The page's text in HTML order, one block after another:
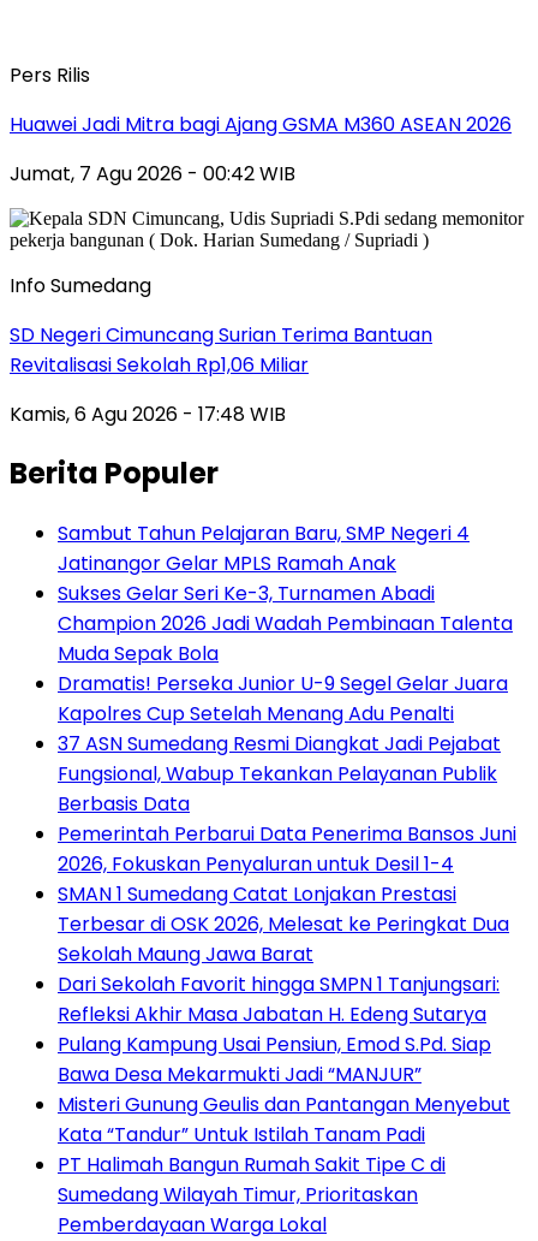
Pers Rilis
Huawei Jadi Mitra bagi Ajang GSMA M360 ASEAN 2026
Jumat, 7 Agu 2026 - 00:42 WIB
Info Sumedang
SD Negeri Cimuncang Surian Terima Bantuan
Revitalisasi Sekolah Rp1,06 Miliar
Kamis, 6 Agu 2026 - 17:48 WIB
Berita Populer
Sambut Tahun Pelajaran Baru, SMP Negeri 4
Jatinangor Gelar MPLS Ramah Anak
Sukses Gelar Seri Ke-3, Turnamen Abadi
Champion 2026 Jadi Wadah Pembinaan Talenta
Muda Sepak Bola
Dramatis! Perseka Junior U-9 Segel Gelar Juara
Kapolres Cup Setelah Menang Adu Penalti
37 ASN Sumedang Resmi Diangkat Jadi Pejabat
Fungsional, Wabup Tekankan Pelayanan Publik
Berbasis Data
Pemerintah Perbarui Data Penerima Bansos Juni
2026, Fokuskan Penyaluran untuk Desil 1-4
SMAN 1 Sumedang Catat Lonjakan Prestasi
Terbesar di OSK 2026, Melesat ke Peringkat Dua
Sekolah Maung Jawa Barat
Dari Sekolah Favorit hingga SMPN 1 Tanjungsari:
Refleksi Akhir Masa Jabatan H. Edeng Sutarya
Pulang Kampung Usai Pensiun, Emod S.Pd. Siap
Bawa Desa Mekarmukti Jadi “MANJUR”
Misteri Gunung Geulis dan Pantangan Menyebut
Kata “Tandur” Untuk Istilah Tanam Padi
PT Halimah Bangun Rumah Sakit Tipe C di
Sumedang Wilayah Timur, Prioritaskan
Pemberdayaan Warga Lokal